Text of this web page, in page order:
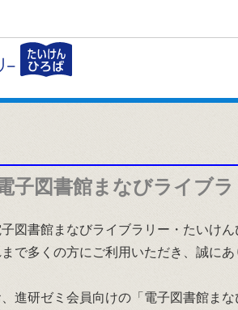
電子図書館まなびライブ
子図書館まなびライブラリー・たいけ
まで多くの方にご利用いただき、誠に
進研ゼミ会員向けの「電子図書館ま